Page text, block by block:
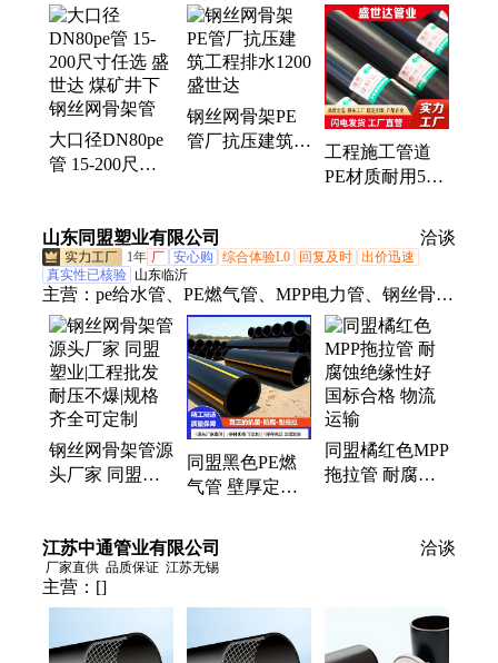
水管、钢带波纹管、双壁波纹管
大口径DN80pe
管 15-200尺寸
架管
钢丝网骨架PE
管厂抗压建筑工
工程施工管道
PE材质耐用50
山东同盟塑业有限公司 洽谈
1年 厂 安心购 综合体验L0 回复及时 出价迅速
真实性已核验 山东临沂
主营： pe给水管、PE燃气管、MPP电力管、钢丝骨架
复合管、钢丝网骨架pe复合管、pe排水管、HDPE
管、pe灌溉管、pe管材、pe燃气管、pe管道、热熔pe
管、pe给水管道、hdpe管、给水pe管、大口径pe管、
pe拖拉管、PE穿线管
钢丝网骨架管源
头厂家 同盟塑
全可定制
同盟黑色PE燃
气管 壁厚定制
燃气输送专用管
同盟橘红色MPP
拖拉管 耐腐蚀
江苏中通管业有限公司
洽谈
厂家直供 品质保证 江苏无锡
主营： []